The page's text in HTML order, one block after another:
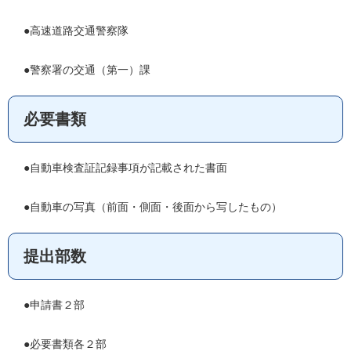
●高速道路交通警察隊
●警察署の交通（第一）課
必要書類
●自動車検査証記録事項が記載された書面
●自動車の写真（前面・側面・後面から写したもの）
提出部数
●申請書２部
●必要書類各２部